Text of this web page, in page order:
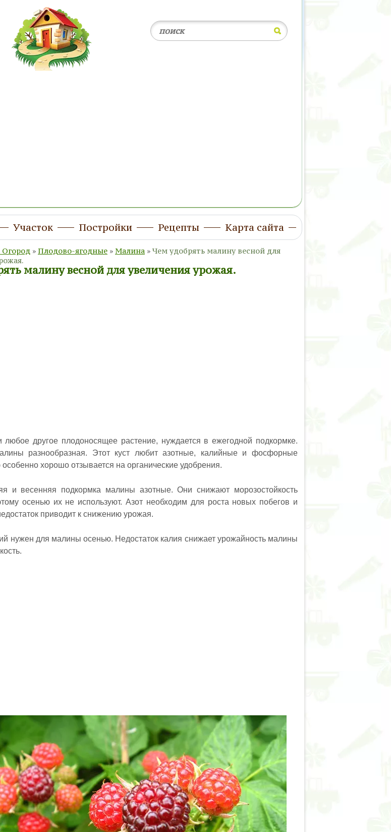
Участок Постройки Рецепты Карта сайта
Огород » Плодово-ягодные » Малина »Чем удобрять малину весной для
малину весной для увеличения урожая.
любое другое плодоносящее растение, нуждается в ежегодной подкормке.
разнообразная. Этот куст любит азотные, калийные и фосфорные
хорошо отзывается на органические удобрения.
и весенняя подкормка малины азотные. Они снижают морозостойкость
осенью их не используют. Азот необходим для роста новых побегов и
приводит к снижению урожая.
нужен для малины осенью. Недостаток калия снижает урожайность малины